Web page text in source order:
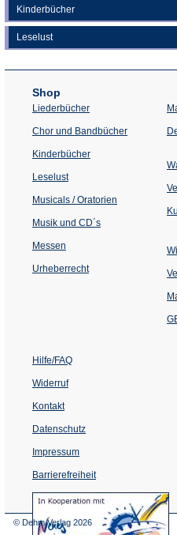
Kinderbücher
Leselust
Shop
Liederbücher
Chor und Bandbücher
Kinderbücher
Leselust
Musicals / Oratorien
Musik und CD´s
Messen
Urheberrecht
Hilfe/FAQ
Widerruf
Kontakt
Datenschutz
Impressum
Barrierefreiheit
in
© Dehm Verlag 2026